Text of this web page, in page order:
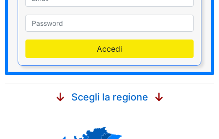
Accedi
Scegli la regione